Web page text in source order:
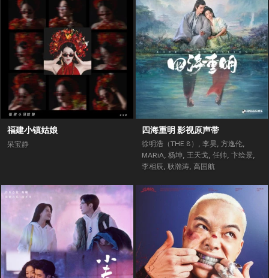
福建小镇姑娘
呆宝静
四海重明 影视原声带
徐明浩（THE 8） , 李昊, 方逸伦,
MARiA, 杨坤, 王天戈, 任帅, 卞绘景,
李相辰, 耿瀚涛, 高国航